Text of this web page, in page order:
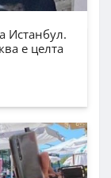
Истанбул.
е целта